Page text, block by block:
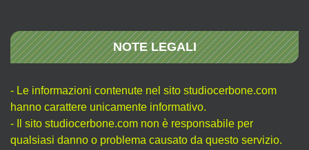
NOTE LEGALI
- Le informazioni contenute nel sito studiocerbone.com
hanno carattere unicamente informativo.
- Il sito studiocerbone.com non è responsabile per
qualsiasi danno o problema causato da questo servizio.